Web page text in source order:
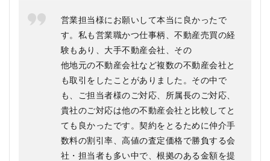
営業担当様にお願いして本当に良かったで
す。私も営業職かつ仕事柄、不動産売買の経
験もあり、大手不動産会社、その
他地元の不動産会社など複数の不動産会社と
も取引をしたことがありました。その中で
も、ご担当者様のご対応、所属長のご対応、
貴社のご対応は他の不動産会社と比較してと
ても良かったです。契約をとるために仲介手
数料の割引率、高値の査定価格で勝負する会
社・担当者も多い中で、根拠のある金額を提